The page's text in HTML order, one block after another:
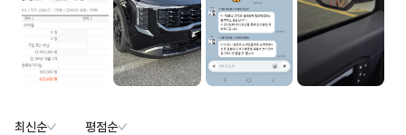
최신순 평점순